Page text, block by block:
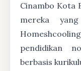
Cinambo Kota
mereka
pendidikan
berbasis